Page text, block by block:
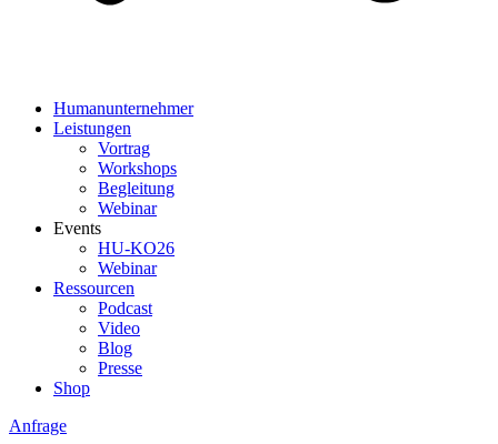
Humanunternehmer
Leistungen
Vortrag
Workshops
Begleitung
Webinar
Events
HU-KO26
Webinar
Ressourcen
Podcast
Video
Blog
Presse
Shop
Anfrage